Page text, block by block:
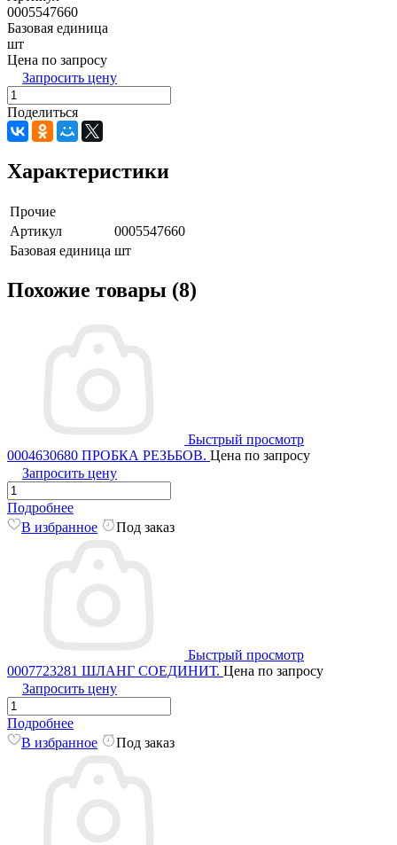
0005547660
Базовая единица
шт
Цена по запросу
Запросить цену
Поделиться
Характеристики
Прочие
Артикул
0005547660
Базовая единица шт
Похожие товары (8)
Быстрый просмотр
0004630680 ПРОБКА РЕЗЬБОВ. Цена по запросу
Запросить цену
Подробнее
В избранное
Под заказ
Быстрый просмотр
0007723281 ШЛАНГ СОЕДИНИТ. Цена по запросу
Запросить цену
Подробнее
В избранное
Под заказ